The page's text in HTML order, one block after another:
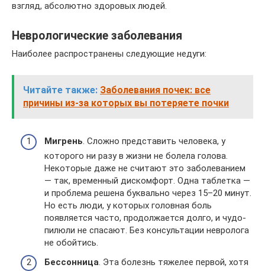
взгляд, абсолютно здоровых людей.
Неврологические заболевания
Наиболее распространены следующие недуги:
Читайте также: Заболевания почек: все
причины из-за которых вы потеряете почки
Мигрень . Сложно представить человека, у
которого ни разу в жизни не болела голова.
Некоторые даже не считают это заболеванием
— так, временный дискомфорт. Одна таблетка —
и проблема решена буквально через 15–20 минут.
Но есть люди, у которых головная боль
появляется часто, продолжается долго, и чудо-
пилюли не спасают. Без консультации невролога
не обойтись.
Бессонница. Эта болезнь тяжелее первой, хотя